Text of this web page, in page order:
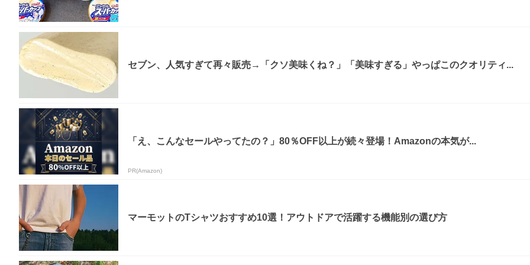
セブン、人気すぎて再々販売→「クソ美味くね？」「美味すぎる」やっぱこのクオリティ...
「え、こんなセールやってたの？」80％OFF以上が続々登場！Amazonの本気が...
PR(Amazon)
マーモットのTシャツおすすめ10選！アウトドアで活躍する機能別の選び方